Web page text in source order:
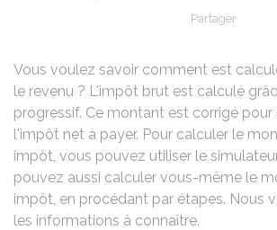
Partager
Vous voulez savoir comment est
le revenu ? L'impôt brut est calculé
progressif. Ce montant est corrigé
l'impôt net à payer. Pour calculer le
impôt, vous pouvez utiliser le
pouvez aussi calculer vous-même le
impôt, en procédant par étapes. Nous
les informations à connaître.